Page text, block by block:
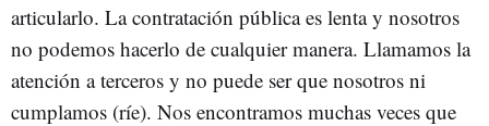
articularlo. La contratación pública es lenta y nosotros
no podemos hacerlo de cualquier manera. Llamamos la
atención a terceros y no puede ser que nosotros ni
cumplamos (ríe). Nos encontramos muchas veces que